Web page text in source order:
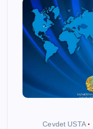
Cevdet USTA